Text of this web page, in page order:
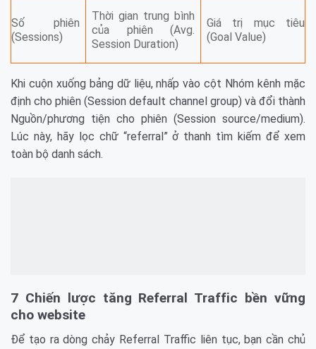
Số phiên
(Sessions)
Thời gian trung bình
của phiên (Avg.
Session Duration)
Giá trị mục tiêu
(Goal Value)
Khi cuộn xuống bảng dữ liệu, nhấp vào cột Nhóm kênh mặc
định cho phiên (Session default channel group) và đổi thành
Nguồn/phương tiện cho phiên (Session source/medium).
Lúc này, hãy lọc chữ “referral” ở thanh tìm kiếm để xem
toàn bộ danh sách.
7 Chiến lược tăng Referral Traffic bền vững
cho website
Để tạo ra dòng chảy Referral Traffic liên tục, bạn cần chủ